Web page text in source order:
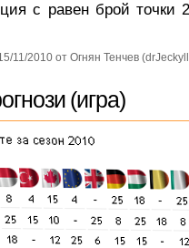
с равен брой точки
11/2010 от Огнян Тенчев
(игра)